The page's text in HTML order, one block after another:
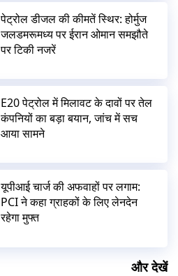
पेट्रोल डीजल की कीमतें स्थिर: होर्मुज
जलडमरूमध्य पर ईरान ओमान समझौते
पर टिकी नजरें
E20 पेट्रोल में मिलावट के दावों पर तेल
कंपनियों का बड़ा बयान, जांच में सच
आया सामने
यूपीआई चार्ज की अफवाहों पर लगाम:
PCI ने कहा ग्राहकों के लिए लेनदेन
रहेगा मुफ्त
और देखें